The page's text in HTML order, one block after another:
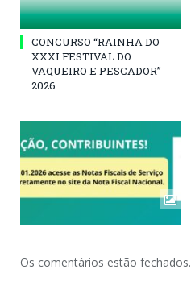
CONCURSO “RAINHA DO
XXXI FESTIVAL DO
VAQUEIRO E PESCADOR”
2026
Os comentários estão fechados.